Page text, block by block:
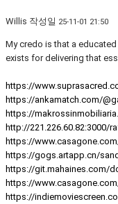
Willis 작성일 25-11-01 21:50
My credo is that a
exists for delivering that
https://
https://ankamatch.com/
https://
http://221.226.60.82:3000/
https://
https://gogs.artapp.cn/
https://git.mahaines.com/
https://
https://